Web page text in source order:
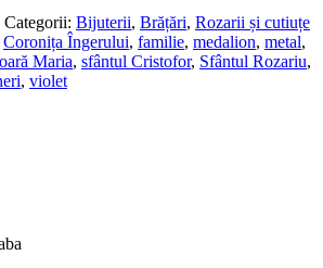
Categorii: Bijuterii, Brățări, Rozarii și cutiuțe
Coronița Îngerului, familie, medalion, metal,
Maria, sfântul Cristofor, Sfântul Rozariu,
, violet